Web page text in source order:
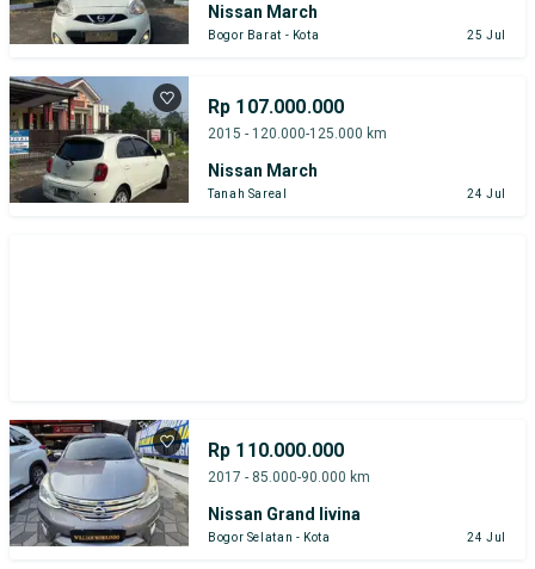
Nissan March
Bogor Barat - Kota 25 Jul
Rp 107.000.000
2015 - 120.000-125.000 km
Nissan March
Tanah Sareal 24 Jul
Rp 110.000.000
2017 - 85.000-90.000 km
Nissan Grand livina
Bogor Selatan - Kota 24 Jul